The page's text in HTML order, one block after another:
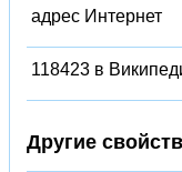
адрес Интернет
118423 в
Другие